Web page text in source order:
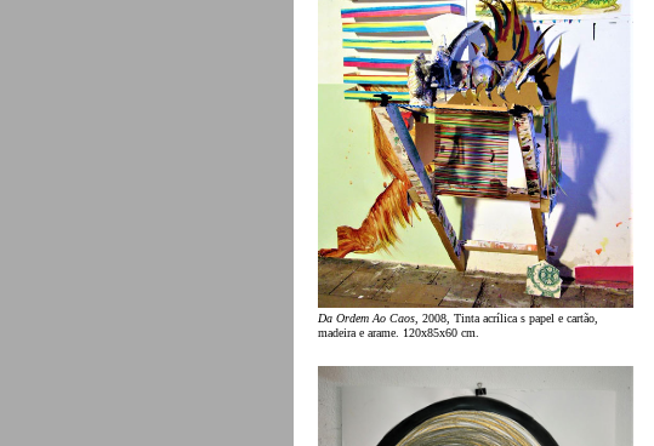
Da Ordem Ao Caos , 2008, Tinta acrílica s papel e cartão,
madeira e arame. 120x85x60 cm.